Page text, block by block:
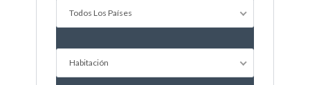
Todos Los Países
Habitación